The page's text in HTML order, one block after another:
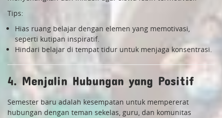
Tips:
Hias ruang belajar dengan elemen yang memotivasi,
seperti kutipan inspiratif.
Hindari belajar di tempat tidur untuk menjaga konsentrasi.
4. Menjalin Hubungan yang Positif
Semester baru adalah kesempatan untuk mempererat
hubungan dengan teman sekelas, guru, dan komunitas